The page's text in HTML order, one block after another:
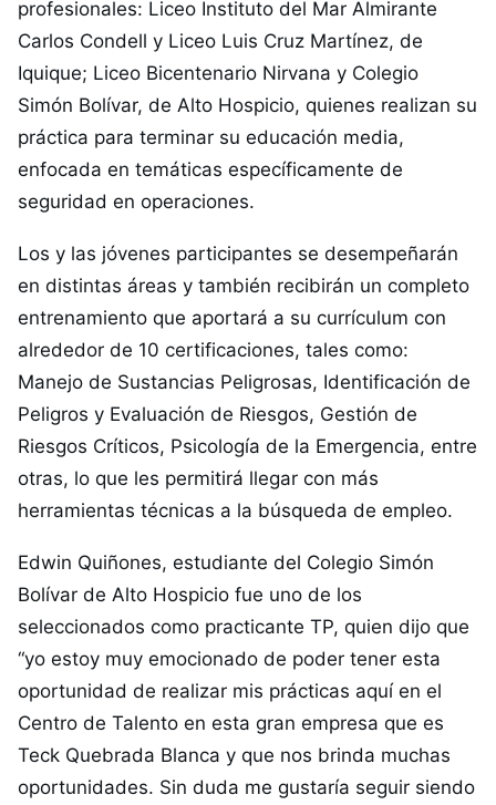
profesionales: Liceo Instituto del Mar Almirante
Carlos Condell y Liceo Luis Cruz Martínez, de
Iquique; Liceo Bicentenario Nirvana y Colegio
Simón Bolívar, de Alto Hospicio, quienes realizan su
práctica para terminar su educación media,
enfocada en temáticas específicamente de
seguridad en operaciones.
Los y las jóvenes participantes se desempeñarán
en distintas áreas y también recibirán un completo
entrenamiento que aportará a su currículum con
alrededor de 10 certificaciones, tales como:
Manejo de Sustancias Peligrosas, Identificación de
Peligros y Evaluación de Riesgos, Gestión de
Riesgos Críticos, Psicología de la Emergencia, entre
otras, lo que les permitirá llegar con más
herramientas técnicas a la búsqueda de empleo.
Edwin Quiñones, estudiante del Colegio Simón
Bolívar de Alto Hospicio fue uno de los
seleccionados como practicante TP, quien dijo que
“yo estoy muy emocionado de poder tener esta
oportunidad de realizar mis prácticas aquí en el
Centro de Talento en esta gran empresa que es
Teck Quebrada Blanca y que nos brinda muchas
oportunidades. Sin duda me gustaría seguir siendo